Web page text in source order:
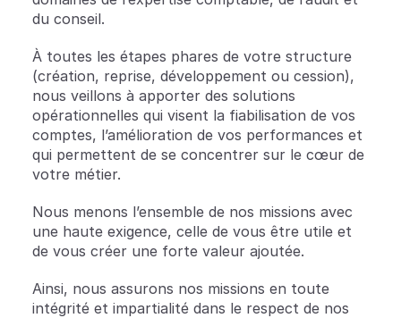
du conseil.
À toutes les étapes phares de votre structure
(création, reprise, développement ou cession),
nous veillons à apporter des solutions
opérationnelles qui visent la fiabilisation de vos
comptes, l’amélioration de vos performances et
qui permettent de se concentrer sur le cœur de
votre métier.
Nous menons l’ensemble de nos missions avec
une haute exigence, celle de vous être utile et
de vous créer une forte valeur ajoutée.
Ainsi, nous assurons nos missions en toute
intégrité et impartialité dans le respect de nos